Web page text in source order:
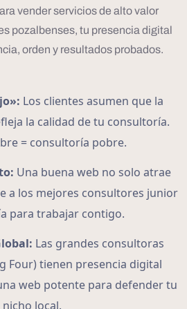
vender servicios de alto valor
pozalbenses, tu presencia digital
orden y resultados probados.
Los clientes asumen que la
la calidad de tu consultoría.
= consultoría pobre.
Una buena web no solo atrae
a los mejores consultores junior
para trabajar contigo.
Las grandes consultoras
Four) tienen presencia digital
web potente para defender tu
nicho local.